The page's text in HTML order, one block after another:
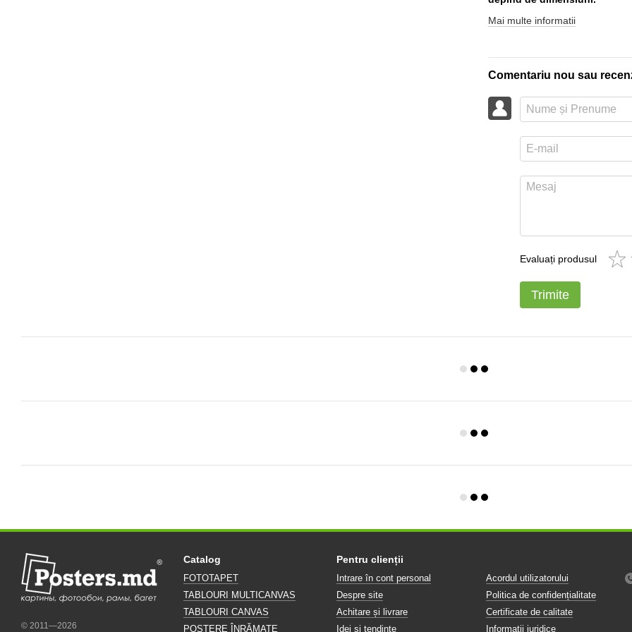
Mai multe informatii
Comentariu nou sau
Evaluați produsul
Trimite
© 2011—2026
Catalog
FOTOTAPET
TABLOURI MULTICANVAS
TABLOURI CANVAS
POSTERE ÎNRĂMATE
Pentru clienții
Intrare în cont personal
Despre site
Achitare și livrare
Idei și tendințe
Acordul utilizatorului
Politica de confidențialitate
Certificate de calitate
Informații juridice